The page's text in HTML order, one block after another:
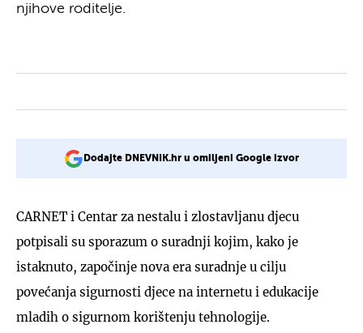
njihove roditelje.
Dodajte DNEVNIK.hr u omiljeni Google izvor
CARNET i Centar za nestalu i zlostavljanu djecu
potpisali su sporazum o suradnji kojim, kako je
istaknuto, započinje nova era suradnje u cilju
povećanja sigurnosti djece na internetu i edukacije
mladih o sigurnom korištenju tehnologije.